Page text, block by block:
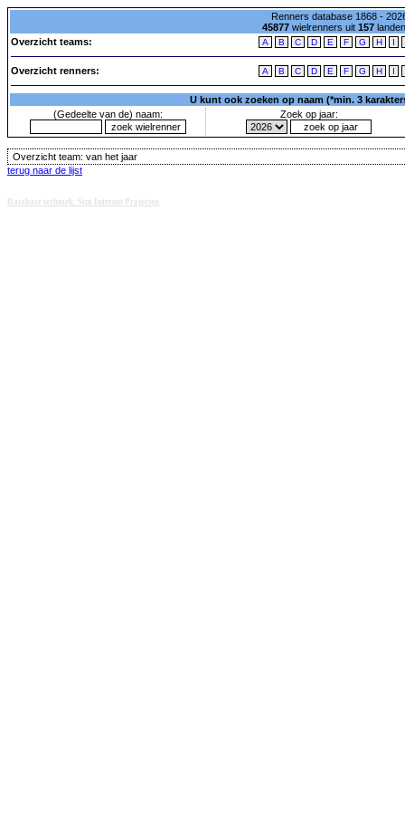
Renners database 1868 -
45877wielrenners uit 157
Overzicht teams:
A B C D E F G H I
Overzicht renners: A B C D E F G H I
U kunt ook zoeken op naam (*min. 3
(Gedeelte van de) naam:
Zoek op jaar:
Overzicht team: van het jaar
terug naar de lijst
Database techniek: Sini Internet Projecten